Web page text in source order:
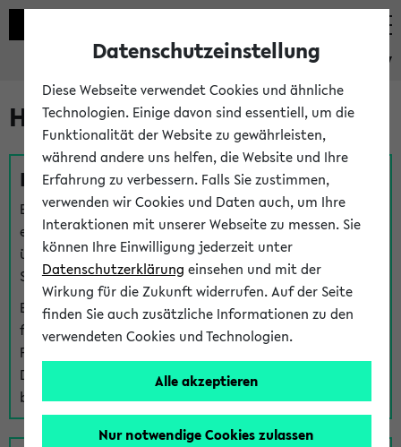
eKVV
Hilfe & Kontakt
Fragen zu einzelnen Veranstaltungen
Bei inhaltlichen und organisatorischen Fragen zu
einzelnen Veranstaltungen finden Sie Ansprechpersonen
über denFragen-Link bei jeder Veranstaltung. Der BIS
Support kann hier meist keine direkte Hilfe leisten.
Bei Veranstaltungen mit eKVV Teilnahmemanagement
finden Sie eine Auskunft über die Personen, die Ihre
Platzzuteilung im eKVV eingetragen haben, auf der
Detailseite zum Teilnahmemanagement der
betreffenden Veranstaltung.
Datenschutzeinstellung
Diese Webseite verwendet Cookies und ähnliche
Technologien. Einige davon sind essentiell, um die
Funktionalität der Website zu gewährleisten,
während andere uns helfen, die Website und Ihre
Erfahrung zu verbessern. Falls Sie zustimmen,
verwenden wir Cookies und Daten auch, um Ihre
Interaktionen mit unserer Webseite zu messen. Sie
können Ihre Einwilligung jederzeit unter
Datenschutzerklärung einsehen und mit der
Wirkung für die Zukunft widerrufen. Auf der Seite
finden Sie auch zusätzliche Informationen zu den
verwendeten Cookies und Technologien.
Alle akzeptieren
Nur notwendige Cookies zulassen